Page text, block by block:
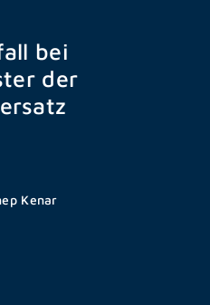
bei
der
Kenar